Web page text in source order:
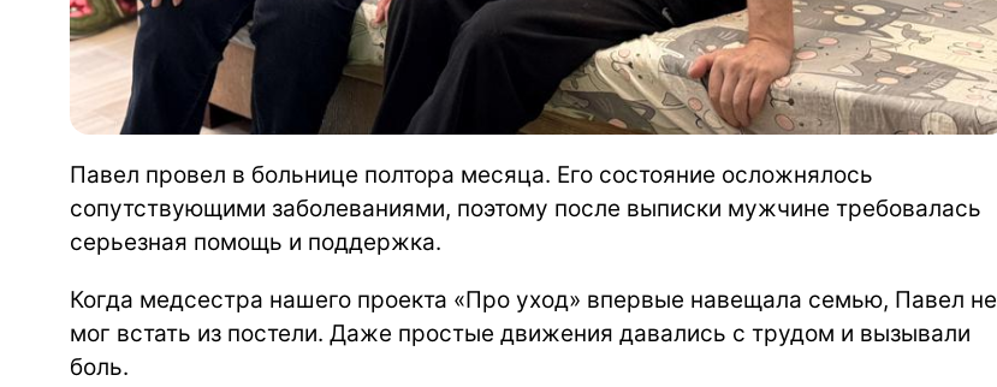
Павел провел в больнице полтора месяца. Его состояние осложнялось
сопутствующими заболеваниями, поэтому после выписки мужчине требовалась
серьезная помощь и поддержка.
Когда медсестра нашего проекта «Про уход» впервые навещала семью, Павел не
мог встать из постели. Даже простые движения давались с трудом и вызывали
боль.